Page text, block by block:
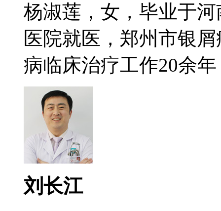
杨淑莲，女，毕业于
医院就医，郑州市银
病临床治疗工作20余
刘长江